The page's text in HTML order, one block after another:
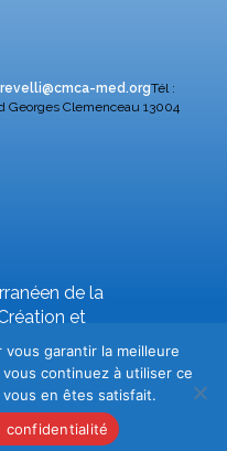
med.orgTél :
Georges Clemenceau 13004
de la
et
garantir la meilleure
continuez à utiliser ce
en êtes satisfait.
confidentialité